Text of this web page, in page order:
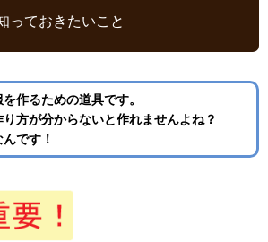
っておきたいこと
作るための道具です。
方が分からないと作れませんよね？
です！